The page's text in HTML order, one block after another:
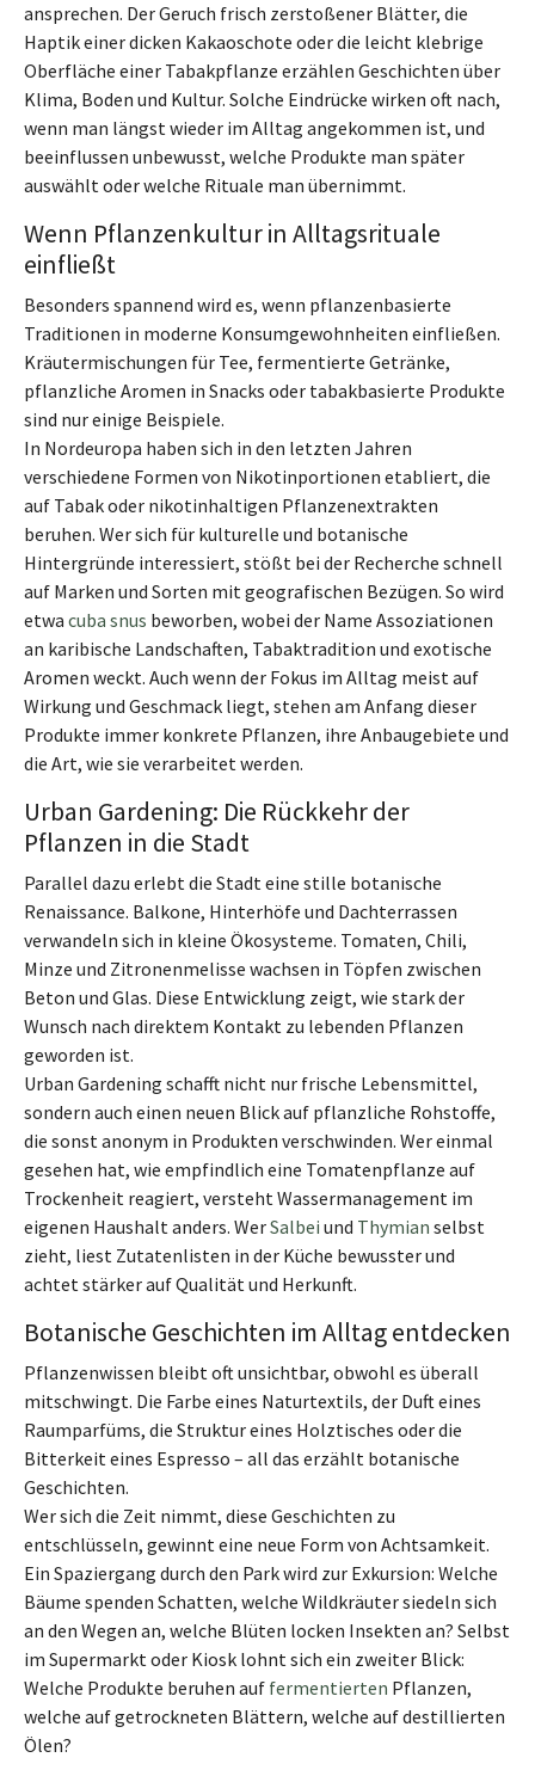
ansprechen. Der Geruch frisch zerstoßener Blätter, die
Haptik einer dicken Kakaoschote oder die leicht klebrige
Oberfläche einer Tabakpflanze erzählen Geschichten über
Klima, Boden und Kultur. Solche Eindrücke wirken oft nach,
wenn man längst wieder im Alltag angekommen ist, und
beeinflussen unbewusst, welche Produkte man später
auswählt oder welche Rituale man übernimmt.
Wenn Pflanzenkultur in Alltagsrituale
einfließt
Besonders spannend wird es, wenn pflanzenbasierte
Traditionen in moderne Konsumgewohnheiten einfließen.
Kräutermischungen für Tee, fermentierte Getränke,
pflanzliche Aromen in Snacks oder tabakbasierte Produkte
sind nur einige Beispiele.
In Nordeuropa haben sich in den letzten Jahren
verschiedene Formen von Nikotinportionen etabliert, die
auf Tabak oder nikotinhaltigen Pflanzenextrakten
beruhen. Wer sich für kulturelle und botanische
Hintergründe interessiert, stößt bei der Recherche schnell
auf Marken und Sorten mit geografischen Bezügen. So wird
etwa cuba snus beworben, wobei der Name Assoziationen
an karibische Landschaften, Tabaktradition und exotische
Aromen weckt. Auch wenn der Fokus im Alltag meist auf
Wirkung und Geschmack liegt, stehen am Anfang dieser
Produkte immer konkrete Pflanzen, ihre Anbaugebiete und
die Art, wie sie verarbeitet werden.
Urban Gardening: Die Rückkehr der
Pflanzen in die Stadt
Parallel dazu erlebt die Stadt eine stille botanische
Renaissance. Balkone, Hinterhöfe und Dachterrassen
verwandeln sich in kleine Ökosysteme. Tomaten, Chili,
Minze und Zitronenmelisse wachsen in Töpfen zwischen
Beton und Glas. Diese Entwicklung zeigt, wie stark der
Wunsch nach direktem Kontakt zu lebenden Pflanzen
geworden ist.
Urban Gardening schafft nicht nur frische Lebensmittel,
sondern auch einen neuen Blick auf pflanzliche Rohstoffe,
die sonst anonym in Produkten verschwinden. Wer einmal
gesehen hat, wie empfindlich eine Tomatenpflanze auf
Trockenheit reagiert, versteht Wassermanagement im
eigenen Haushalt anders. WerSalbei und Thymian selbst
zieht, liest Zutatenlisten in der Küche bewusster und
achtet stärker auf Qualität und Herkunft.
Botanische Geschichten im Alltag entdecken
Pflanzenwissen bleibt oft unsichtbar, obwohl es überall
mitschwingt. Die Farbe eines Naturtextils, der Duft eines
Raumparfüms, die Struktur eines Holztisches oder die
Bitterkeit eines Espresso – all das erzählt botanische
Geschichten.
Wer sich die Zeit nimmt, diese Geschichten zu
entschlüsseln, gewinnt eine neue Form von Achtsamkeit.
Ein Spaziergang durch den Park wird zur Exkursion: Welche
Bäume spenden Schatten, welche Wildkräuter siedeln sich
an den Wegen an, welche Blüten locken Insekten an? Selbst
im Supermarkt oder Kiosk lohnt sich ein zweiter Blick:
Welche Produkte beruhen auf fermentierten Pflanzen,
welche auf getrockneten Blättern, welche auf destillierten
Ölen?